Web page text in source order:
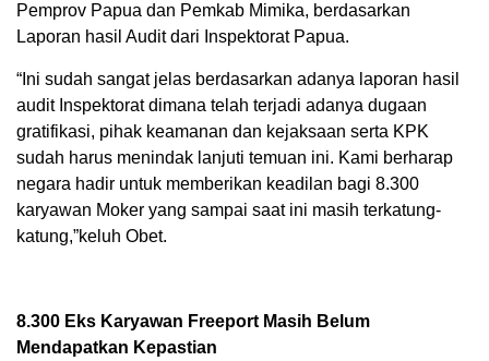
Pemprov Papua dan Pemkab Mimika, berdasarkan
Laporan hasil Audit dari Inspektorat Papua.
“Ini sudah sangat jelas berdasarkan adanya laporan hasil
audit Inspektorat dimana telah terjadi adanya dugaan
gratifikasi, pihak keamanan dan kejaksaan serta KPK
sudah harus menindak lanjuti temuan ini. Kami berharap
negara hadir untuk memberikan keadilan bagi 8.300
karyawan Moker yang sampai saat ini masih terkatung-
katung,”keluh Obet.
8.300 Eks Karyawan Freeport Masih Belum
Mendapatkan Kepastian